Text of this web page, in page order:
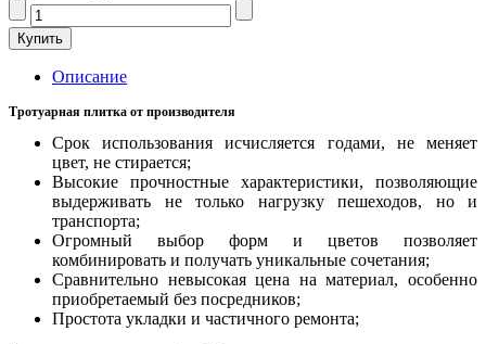
Описание
Тротуарная плитка от производителя
Срок использования исчисляется годами, не меняет
цвет, не стирается;
Высокие прочностные характеристики, позволяющие
выдерживать не только нагрузку пешеходов, но и
транспорта;
Огромный выбор форм и цветов позволяет
комбинировать и получать уникальные сочетания;
Сравнительно невысокая цена на материал, особенно
приобретаемый без посредников;
Простота укладки и частичного ремонта;